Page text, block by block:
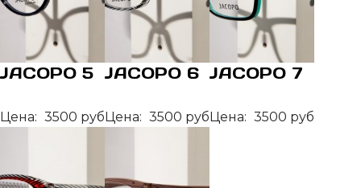
JACOPO 5
Цена: 3500 руб
JACOPO 6
Цена: 3500 руб
JACOPO 7
Цена: 3500 руб